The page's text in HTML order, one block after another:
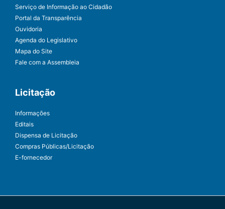
Serviço de Informação ao Cidadão
Portal da Transparência
Ouvidoria
Agenda do Legislativo
Mapa do Site
Fale com a Assembleia
Licitação
Informações
Editais
Dispensa de Licitação
Compras Públicas/Licitação
E-fornecedor